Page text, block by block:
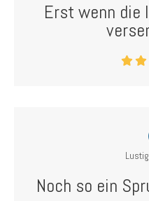
Erst wenn
Noch so ein